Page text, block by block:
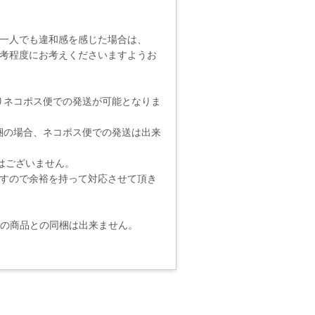
人でも違和感を感じた場合は、
程度にお考えくださいますようお
コポス便での発送が可能となりま
場合、ネコポス便での発送は出来
ざいません。
ので余裕を持って対応させて頂き
品との同梱は出来ません。